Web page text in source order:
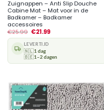
Zuignappen – Anti Slip Douche
Cabine Mat – Mat voor in de
Badkamer – Badkamer
accessoires
€25.99 €21.99
LEVERTIJD
🇳🇱1 dag
🇧🇪1–2 dagen